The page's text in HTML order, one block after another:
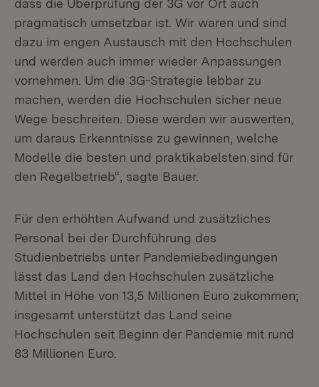
dass die Überprüfung der 3G vor Ort auch
pragmatisch umsetzbar ist. Wir waren und sind
dazu im engen Aus­tausch mit den Hochschulen
und werden auch immer wieder Anpassungen
vornehmen. Um die 3G-Strategie lebbar zu
machen, werden die Hochschulen sicher neue
Wege beschreiten. Diese werden wir auswerten,
um daraus Erkenntnisse zu gewinnen, welche
Modelle die besten und praktikabelsten sind für
den Regelbetrieb“, sagte Bauer.
Für den erhöhten Aufwand und zusätzliches
Personal bei der Durchführung des
Studienbetriebs unter Pandemiebedingungen
lässt das Land den Hochschulen zusätzliche
Mittel in Höhe von 13,5 Millionen Euro zukommen;
insgesamt unterstützt das Land seine
Hochschulen seit Beginn der Pandemie mit rund
83 Millionen Euro.